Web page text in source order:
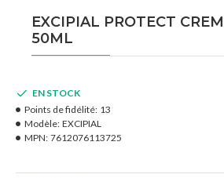
EXCIPIAL PROTECT
50ML
EN STOCK
Points de fidélité: 13
Modèle: EXCIPIAL
MPN: 7612076113725